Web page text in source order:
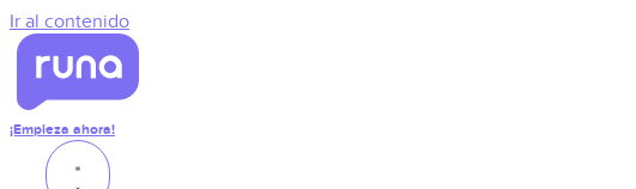
Ir al contenido
¡Empieza ahora!